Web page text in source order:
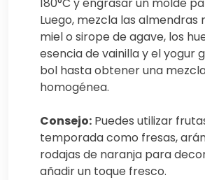
Luego, mezcla las almendras
miel o sirope de agave, los
esencia de vainilla y el yogur
bol hasta obtener una
homogénea.
Consejo: Puedes utilizar
temporada como fresas,
rodajas de naranja para
añadir un toque fresco.